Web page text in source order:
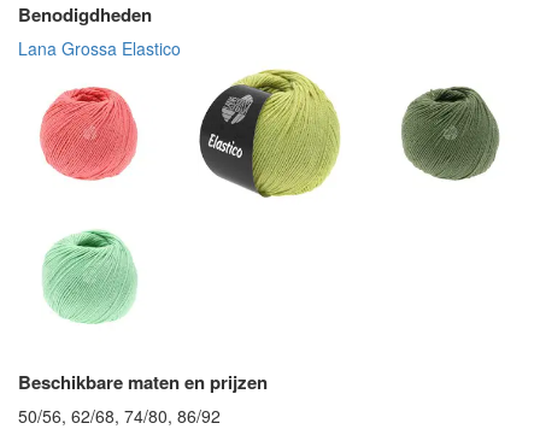
Benodigdheden
Lana Grossa Elastico
Beschikbare maten en prijzen
50/56, 62/68, 74/80, 86/92